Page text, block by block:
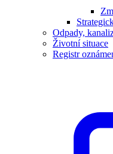
Odpady,
Životní situace
Registr